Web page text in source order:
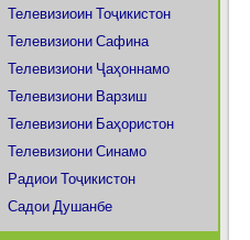
Телевизиоин Тоҷикистон
Телевизиони Сафина
Телевизиони Ҷаҳоннамо
Телевизиони Варзиш
Телевизиони Баҳористон
Телевизиони Синамо
Радиои Тоҷикистон
Садои Душанбе